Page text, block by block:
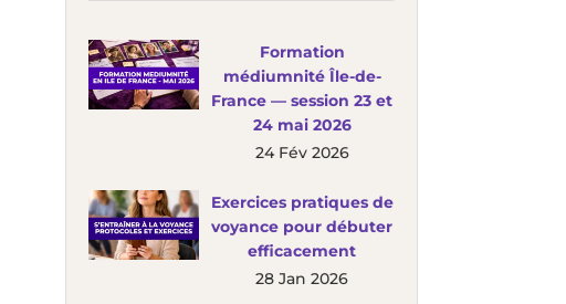
Formation
médiumnité Île-de-
France — session 23 et
24 mai 2026
24 Fév 2026
Exercices pratiques de
voyance pour débuter
efficacement
28 Jan 2026